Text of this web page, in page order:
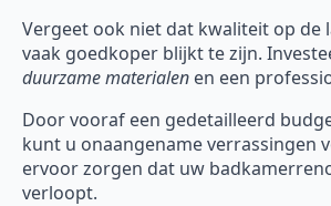
Vergeet ook niet dat kwaliteit op de
vaak goedkoper blijkt te zijn.
duurzame materialen en een
Door vooraf een gedetailleerd
kunt u onaangename verrassingen
ervoor zorgen dat uw
verloopt.